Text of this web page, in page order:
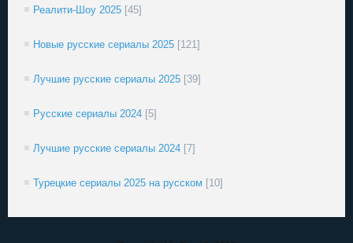
Реалити-Шоу 2025 [45]
Новые русские сериалы 2025 [121]
Лучшие русские сериалы 2025 [39]
Русские сериалы 2024 [5]
Лучшие русские сериалы 2024 [7]
Турецкие сериалы 2025 на русском [10]